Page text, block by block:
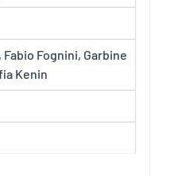
Fognini, Garbine
Kenin